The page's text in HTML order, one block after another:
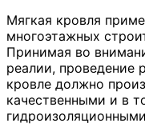
Мягкая кровля
многоэтажных
Принимая во
реалии, проведение
кровле должно
качественными и в